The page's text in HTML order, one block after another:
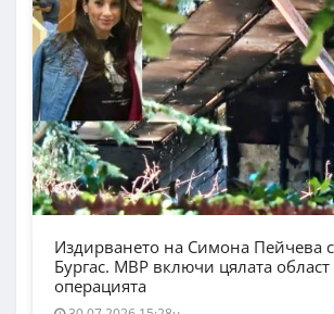
Издирването на Симона Пейчева
Бургас. МВР включи цялата област
операцията